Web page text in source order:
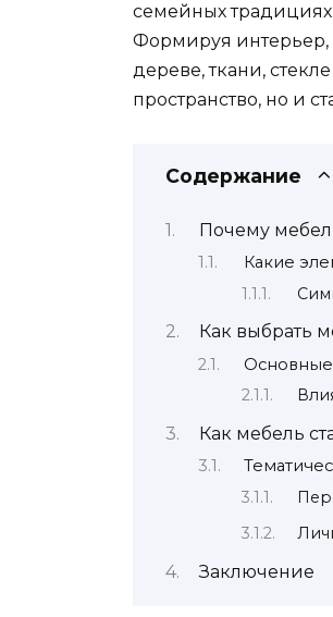
семейных
Формируя
дереве, ткани,
пространство, но и
Содержание
Почему
Какие
Как выбрать
Как мебель
Заключение